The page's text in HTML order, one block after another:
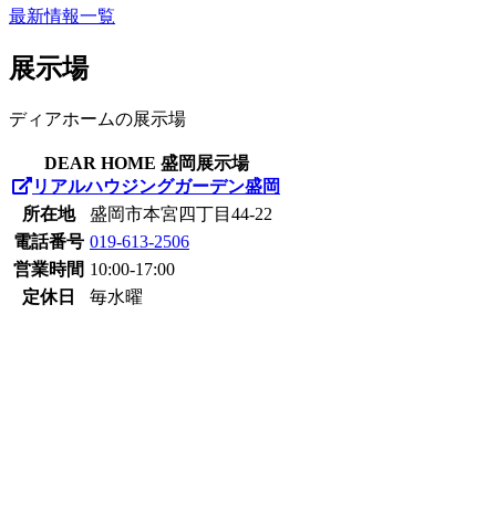
最新情報一覧
展示場
ディアホームの展示場
DEAR HOME 盛岡展示場
リアルハウジングガーデン盛岡
所在地
盛岡市本宮四丁目44-22
電話番号 019-613-2506
営業時間 10:00-17:00
定休日
毎水曜